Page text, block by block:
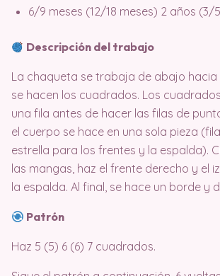
6/9 meses (12/18 meses) 2 años (3/
Descripción del trabajo
La chaqueta se trabaja de abajo hacia
se hacen los cuadrados. Los
una fila antes de hacer las filas de
el cuerpo se hace en una sola pieza
estrella para los frentes y la espalda).
las mangas, haz el frente derecho y el
la espalda. Al final, se hace un borde y
Patrón
Haz 5 (5) 6 (6) 7 cuadrados.